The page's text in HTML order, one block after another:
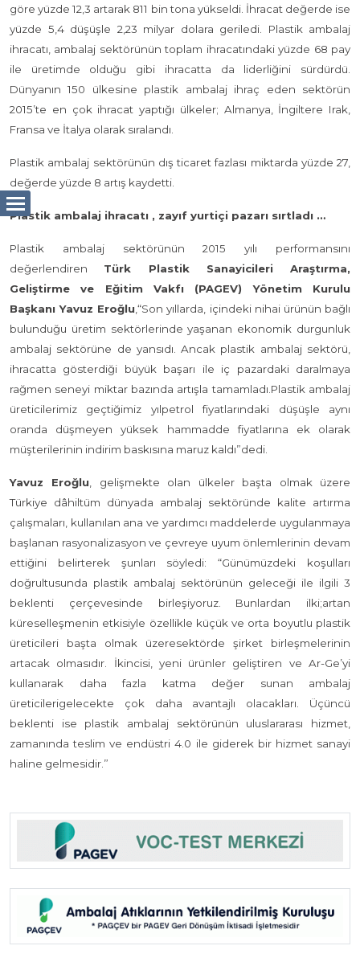
göre yüzde 12,3 artarak 811 bin tona yükseldi. İhracat değerde ise
yüzde 5,4 düşüşle 2,23 milyar dolara geriledi. Plastik ambalaj
ihracatı, ambalaj sektörünün toplam ihracatındaki yüzde 68 pay
ile üretimde olduğu gibi ihracatta da liderliğini sürdürdü.
Dünyanın 150 ülkesine plastik ambalaj ihraç eden sektörün
2015’te en çok ihracat yaptığı ülkeler; Almanya, İngiltere Irak,
Fransa ve İtalya olarak sıralandı.
Plastik ambalaj sektörünün dış ticaret fazlası miktarda yüzde 27,
değerde yüzde 8 artış kaydetti.
Plastik ambalaj ihracatı , zayıf yurtiçi pazarı sırtladı …
Plastik ambalaj sektörünün 2015 yılı performansını
değerlendiren Türk Plastik Sanayicileri Araştırma,
Geliştirme ve Eğitim Vakfı (PAGEV) Yönetim Kurulu
Başkanı Yavuz Eroğlu ,“Son yıllarda, içindeki nihai ürünün bağlı
bulunduğu üretim sektörlerinde yaşanan ekonomik durgunluk
ambalaj sektörüne de yansıdı. Ancak plastik ambalaj sektörü,
ihracatta gösterdiği büyük başarı ile iç pazardaki daralmaya
rağmen seneyi miktar bazında artışla tamamladı.Plastik ambalaj
üreticilerimiz geçtiğimiz yılpetrol fiyatlarındaki düşüşle aynı
oranda düşmeyen yüksek hammadde fiyatlarına ek olarak
müşterilerinin indirim baskısına maruz kaldı”dedi.
Yavuz Eroğlu , gelişmekte olan ülkeler başta olmak üzere
Türkiye dâhiltüm dünyada ambalaj sektöründe kalite artırma
çalışmaları, kullanılan ana ve yardımcı maddelerde uygulanmaya
başlanan rasyonalizasyon ve çevreye uyum önlemlerinin devam
ettiğini belirterek şunları söyledi: “Günümüzdeki koşulları
doğrultusunda plastik ambalaj sektörünün geleceği ile ilgili 3
beklenti çerçevesinde birleşiyoruz. Bunlardan ilki;artan
küreselleşmenin etkisiyle özellikle küçük ve orta boyutlu plastik
üreticileri başta olmak üzeresektörde şirket birleşmelerinin
artacak olmasıdır. İkincisi, yeni ürünler geliştiren ve Ar-Ge’yi
kullanarak daha fazla katma değer sunan ambalaj
üreticilerigelecekte çok daha avantajlı olacakları. Üçüncü
beklenti ise plastik ambalaj sektörünün uluslararası hizmet,
zamanında teslim ve endüstri 4.0 ile giderek bir hizmet sanayi
haline gelmesidir.”